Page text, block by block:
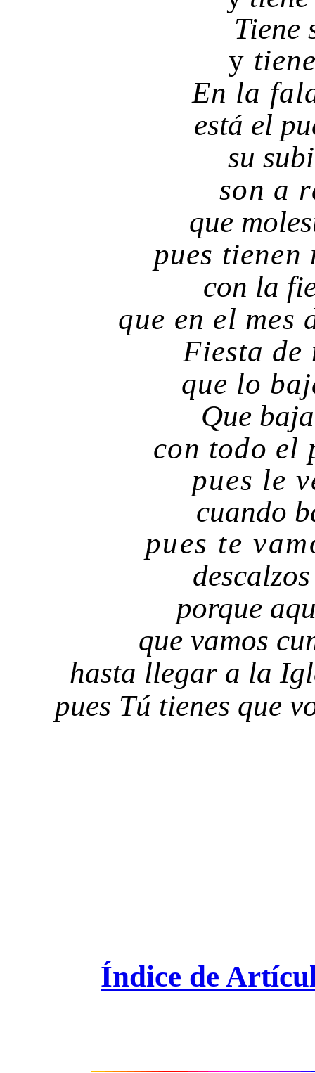
Tiene
y
En la
está el
su
son a
que
pues tienen
con la
que en el mes
Fiesta de
que lo
Que
con todo el
pues le
cuando
pues te
porque
que vamos
hasta llegar a la
pues Tú tienes que
Índice de